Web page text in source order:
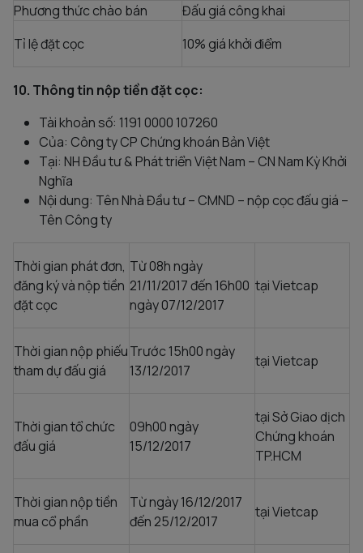
Phương thức chào bán
Đấu giá công khai
Tỉ lệ đặt cọc
10% giá khởi điểm
10. Thông tin nộp tiền đặt cọc:
Tài khoản số: 1191 0000 107260
Của: Công ty CP Chứng khoán Bản Việt
Tại: NH Đầu tư & Phát triển Việt Nam – CN Nam Kỳ Khởi
Nghĩa
Nội dung: Tên Nhà Đầu tư – CMND – nộp cọc đấu giá –
Tên Công ty
Thời gian phát đơn,
đăng ký và nộp tiền
đặt cọc
Từ 08h ngày
21/11/2017 đến 16h00
ngày 07/12/2017
tại Vietcap
Thời gian nộp phiếu
tham dự đấu giá
Trước 15h00 ngày
13/12/2017
tại Vietcap
Thời gian tổ chức
đấu giá
09h00 ngày
15/12/2017
tại Sở Giao dịch
Chứng khoán
TP.HCM
Thời gian nộp tiền
mua cổ phần
Từ ngày 16/12/2017
đến 25/12/2017
tại Vietcap